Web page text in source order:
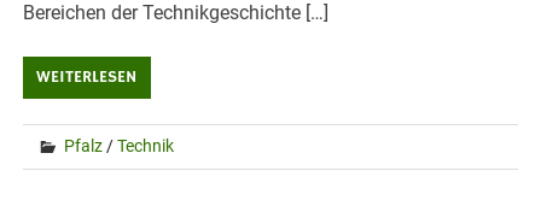
Bereichen der Technikgeschichte […]
WEITERLESEN
Pfalz/Technik